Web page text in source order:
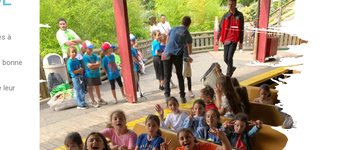
à
bonne
leur